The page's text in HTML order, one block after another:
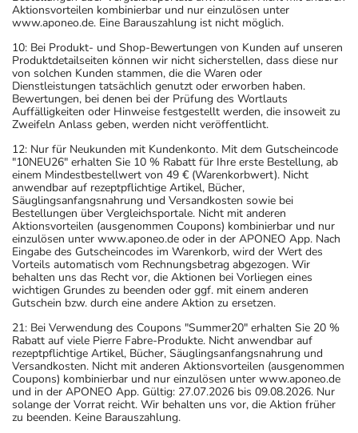
Aktionsvorteilen kombinierbar und nur einzulösen unter
www.aponeo.de. Eine Barauszahlung ist nicht möglich.
10: Bei Produkt- und Shop-Bewertungen von Kunden auf unseren
Produktdetailseiten können wir nicht sicherstellen, dass diese nur
von solchen Kunden stammen, die die Waren oder
Dienstleistungen tatsächlich genutzt oder erworben haben.
Bewertungen, bei denen bei der Prüfung des Wortlauts
Auffälligkeiten oder Hinweise festgestellt werden, die insoweit zu
Zweifeln Anlass geben, werden nicht veröffentlicht.
12: Nur für Neukunden mit Kundenkonto. Mit dem Gutscheincode
"10NEU26" erhalten Sie 10 % Rabatt für Ihre erste Bestellung, ab
einem Mindestbestellwert von 49 € (Warenkorbwert). Nicht
anwendbar auf rezeptpflichtige Artikel, Bücher,
Säuglingsanfangsnahrung und Versandkosten sowie bei
Bestellungen über Vergleichsportale. Nicht mit anderen
Aktionsvorteilen (ausgenommen Coupons) kombinierbar und nur
einzulösen unter www.aponeo.de oder in der APONEO App. Nach
Eingabe des Gutscheincodes im Warenkorb, wird der Wert des
Vorteils automatisch vom Rechnungsbetrag abgezogen. Wir
behalten uns das Recht vor, die Aktionen bei Vorliegen eines
wichtigen Grundes zu beenden oder ggf. mit einem anderen
Gutschein bzw. durch eine andere Aktion zu ersetzen.
21: Bei Verwendung des Coupons "Summer20" erhalten Sie 20 %
Rabatt auf viele Pierre Fabre-Produkte. Nicht anwendbar auf
rezeptpflichtige Artikel, Bücher, Säuglingsanfangsnahrung und
Versandkosten. Nicht mit anderen Aktionsvorteilen (ausgenommen
Coupons) kombinierbar und nur einzulösen unter www.aponeo.de
und in der APONEO App. Gültig: 27.07.2026 bis 09.08.2026. Nur
solange der Vorrat reicht. Wir behalten uns vor, die Aktion früher
zu beenden. Keine Barauszahlung.